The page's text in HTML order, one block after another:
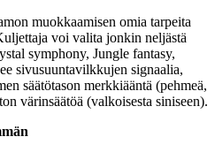
muokkaamisen omia tarpeita
voi valita jonkin neljästä
symphony, Jungle fantasy,
sivusuuntavilkkujen signaalia,
säätötason merkkiääntä (pehmeä,
värinsäätöä (valkoisesta siniseen).